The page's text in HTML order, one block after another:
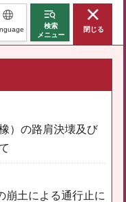
検索
メニュー
閉じる
）の路肩決壊及び
崩土による通行止に